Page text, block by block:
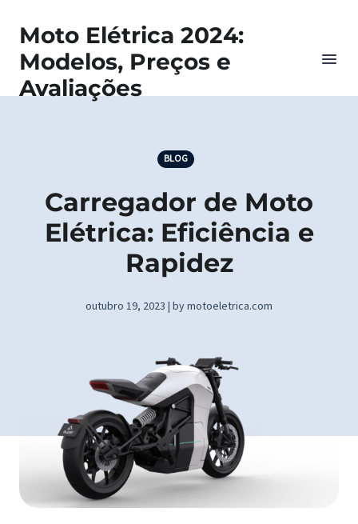
Moto Elétrica 2024:
Modelos, Preços e
Avaliações
BLOG
Carregador de Moto
Elétrica: Eficiência e
Rapidez
outubro 19, 2023 | by motoeletrica.com